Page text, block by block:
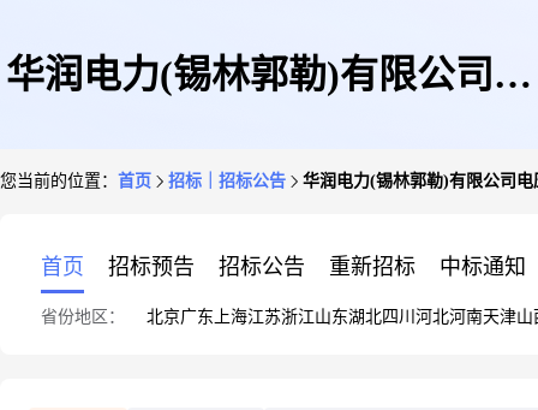
华润电力(锡林郭勒)有限公司电
您当前的位置： 首页 招标｜招标公告 华润电力(锡林郭勒)有限公司
首页 招标预告 招标公告 重新招标 中标通知
省份地区： 北京广东 上海江苏浙江山东湖北四川 河北河南天津山